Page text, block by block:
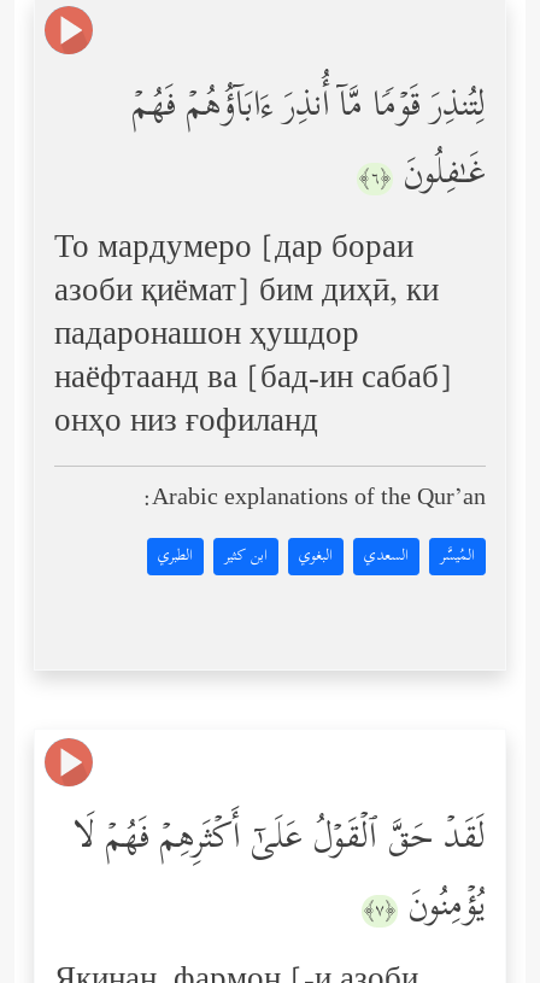
لِتُنذِرَ قَوۡمࣰا مَّاۤ أُنذِرَ ءَابَاۤؤُهُمۡ فَهُمۡ
غَـٰفِلُونَ ﴿٦﴾
То мардумеро [дар бораи
азоби қиёмат] бим диҳӣ, ки
падаронашон ҳушдор
наёфтаанд ва [бад-ин сабаб]
онҳо низ ғофиланд
Arabic explanations of the Qur’an:
المُيسَّر السعدي البغوي ابن كثير الطبري
لَقَدۡ حَقَّ ٱلۡقَوۡلُ عَلَىٰۤ أَكۡثَرِهِمۡ فَهُمۡ لَا
یُؤۡمِنُونَ ﴿٧﴾